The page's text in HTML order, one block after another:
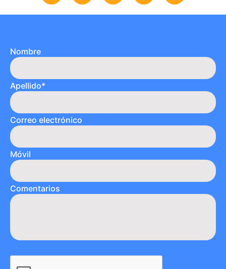
Nombre
Apellido*
Correo electrónico
Móvil
Comentarios